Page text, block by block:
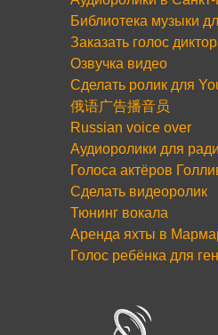
Библиотека музыки
Заказать голос
Озвучка видео
Сделать ролик для
俄语广告播音员
Russian voice over
Аудиоролики для
Голоса актёров
Сделать видеоролик
Тюнинг вокала
Аренда яхты в
Голос ребёнка для